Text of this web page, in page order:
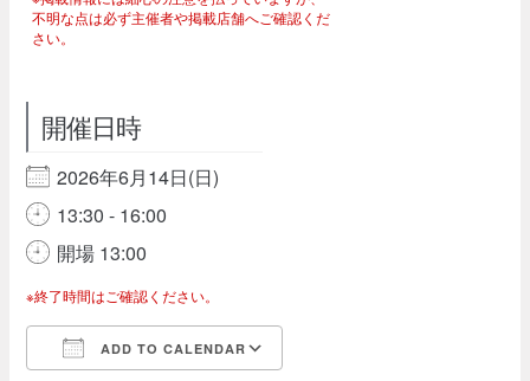
不明な点は必ず主催者や掲載店舗へご確認くだ
さい。
開催日時
2026年6月14日(日)
13:30 - 16:00
開場 13:00
※終了時間はご確認ください。
ADD TO CALENDAR